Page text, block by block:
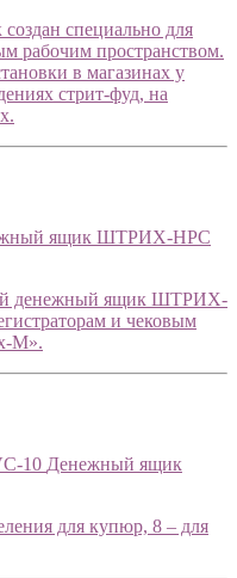
специально для
рабочим пространством.
в магазинах у
стрит-фуд, на
ШТРИХ-HPC
денежный ящик ШТРИХ-
и чековым
М».
Денежный ящик
для купюр, 8 – для